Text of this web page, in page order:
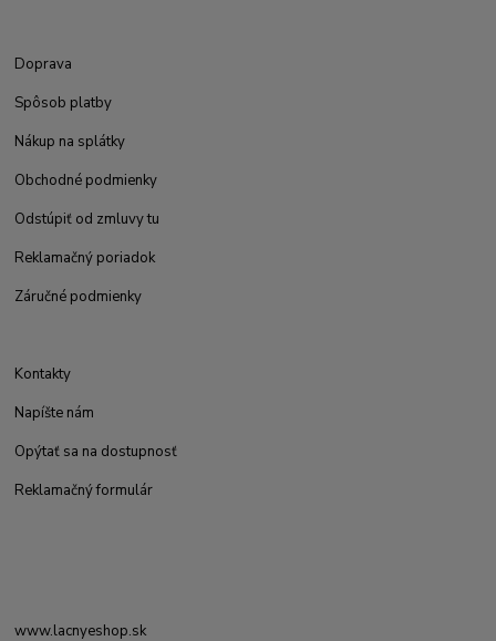
Doprava
Spôsob platby
Nákup na splátky
Obchodné podmienky
Odstúpiť od zmluvy tu
Reklamačný poriadok
Záručné podmienky
Kontakty
Napíšte nám
Opýtať sa na dostupnosť
Reklamačný formulár
www.lacnyeshop.sk